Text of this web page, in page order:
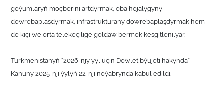
goýumlaryň möçberini artdyrmak, oba hojalygyny
döwrebaplaşdyrmak, infrastrukturany döwrebaplaşdyrmak hem-
de kiçi we orta telekeçilige goldaw bermek kesgitlenilýär.
Türkmenistanyň “2026-njy ýyl üçin Döwlet býujeti hakynda”
Kanuny 2025-nji ýylyň 22-nji noýabrynda kabul edildi.